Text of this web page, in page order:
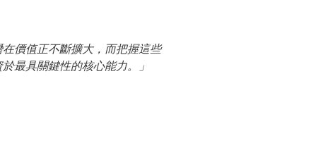
價值正不斷擴大，而把握這些
最具關鍵性的核心能力。」